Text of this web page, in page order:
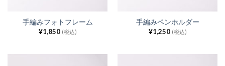
手編みフォトフレーム
¥1,850 (税込)
手編みペンホルダー
¥1,250 (税込)